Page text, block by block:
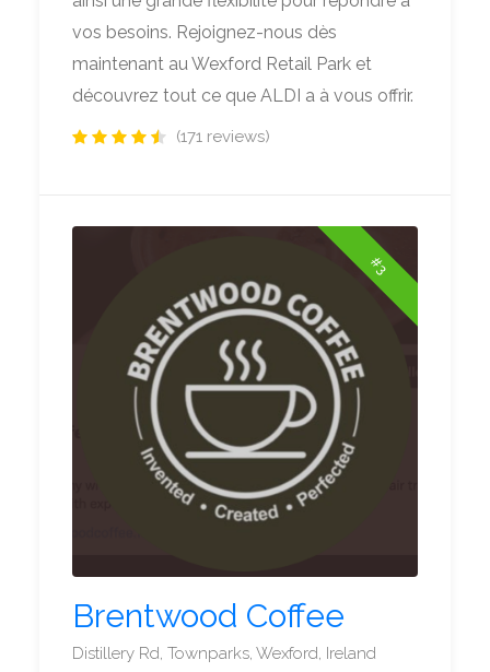
vos besoins. Rejoignez-nous dès
maintenant au Wexford Retail Park et
découvrez tout ce que ALDI a à vous offrir.
(171 reviews)
#3
Brentwood Coffee
Distillery Rd, Townparks, Wexford, Ireland